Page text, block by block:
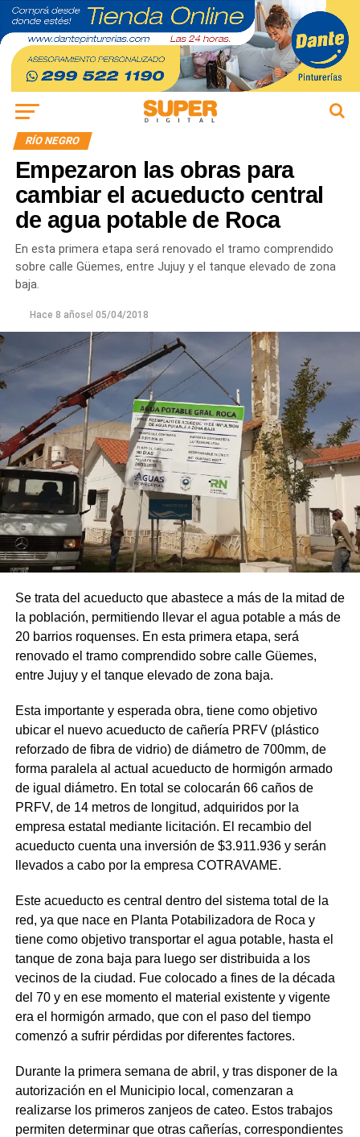
RÍO NEGRO
Empezaron las obras para
cambiar el acueducto central
de agua potable de Roca
En esta primera etapa será renovado el tramo comprendido
sobre calle Güemes, entre Jujuy y el tanque elevado de zona
baja.
Hace 8 añosel 05/04/2018
Se trata del acueducto que abastece a más de la mitad de
la población, permitiendo llevar el agua potable a más de
20 barrios roquenses. En esta primera etapa, será
renovado el tramo comprendido sobre calle Güemes,
entre Jujuy y el tanque elevado de zona baja.
Esta importante y esperada obra, tiene como objetivo
ubicar el nuevo acueducto de cañería PRFV (plástico
reforzado de fibra de vidrio) de diámetro de 700mm, de
forma paralela al actual acueducto de hormigón armado
de igual diámetro. En total se colocarán 66 caños de
PRFV, de 14 metros de longitud, adquiridos por la
empresa estatal mediante licitación. El recambio del
acueducto cuenta una inversión de $3.911.936 y serán
llevados a cabo por la empresa COTRAVAME.
Este acueducto es central dentro del sistema total de la
red, ya que nace en Planta Potabilizadora de Roca y
tiene como objetivo transportar el agua potable, hasta el
tanque de zona baja para luego ser distribuida a los
vecinos de la ciudad. Fue colocado a fines de la década
del 70 y en ese momento el material existente y vigente
era el hormigón armado, que con el paso del tiempo
comenzó a sufrir pérdidas por diferentes factores.
Durante la primera semana de abril, y tras disponer de la
autorización en el Municipio local, comenzaran a
realizarse los primeros zanjeos de cateo. Estos trabajos
permiten determinar que otras cañerías, correspondientes